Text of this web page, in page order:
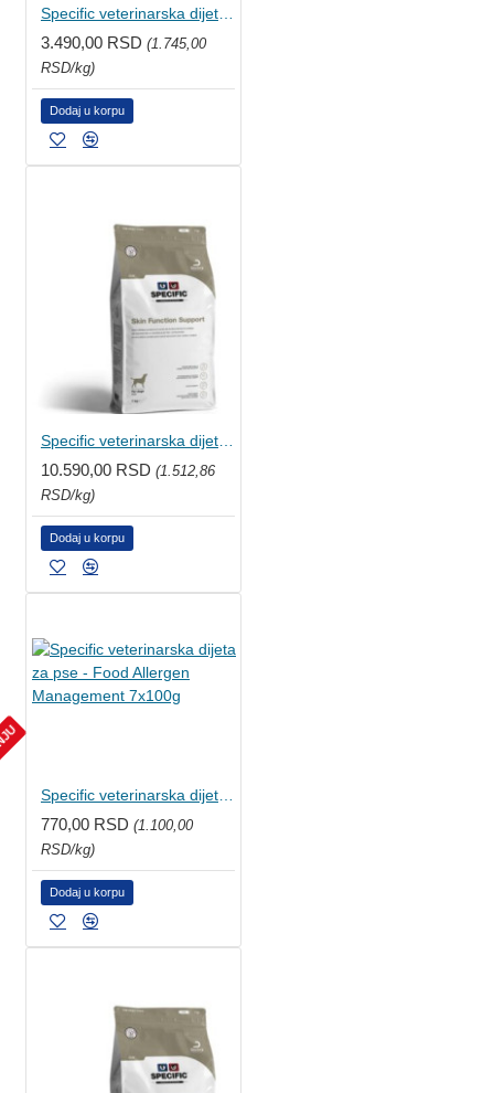
3.490,00 RSD (1.745,00
RSD/kg)
Dodaj u korpu
10.590,00 RSD (1.512,86
RSD/kg)
Dodaj u korpu
770,00 RSD (1.100,00
RSD/kg)
Dodaj u korpu